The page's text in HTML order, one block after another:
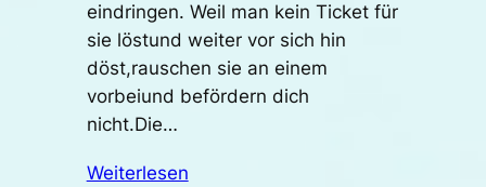
eindringen. Weil man kein Ticket für
sie löstund weiter vor sich hin
döst,rauschen sie an einem
vorbeiund befördern dich
nicht.Die…
Weiterlesen